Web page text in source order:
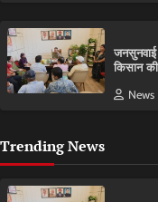
जनसुनवाई
किसान
News
Trending News